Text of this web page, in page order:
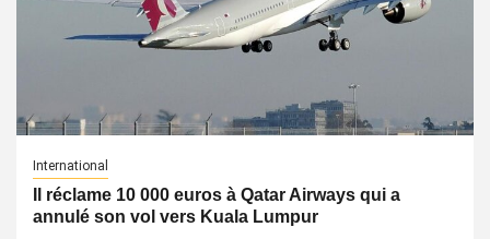
International
Il réclame 10 000 euros à Qatar Airways qui a
annulé son vol vers Kuala Lumpur